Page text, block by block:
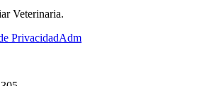
Veterinaria.
PrivacidadAdm